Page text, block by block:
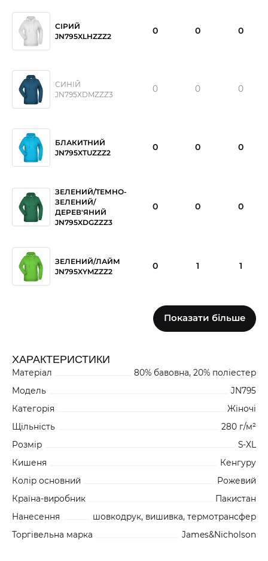
СІРИЙ
JN795XLHZZZ2
0 0 0
СИНІЙ
JN795XDMZZZ3
0 0 0
БЛАКИТНИЙ
JN795XTUZZZ2
0 0 0
ЗЕЛЕНИЙ/ТЕМНО-
ЗЕЛЕНИЙ/
ДЕРЕВ'ЯНИЙ
JN795XDGZZZ3
0 0 0
ЗЕЛЕНИЙ/ЛАЙМ
JN795XYMZZZ2
0 1 1
0 0 0
0
Показати більше
ХАРАКТЕРИСТИКИ
Матеріал
80% бавовна, 20% поліестер
Модель
JN795
Категорія
Жіночі
Щільність
280 г/м²
Розмір
S-XL
Кишеня
Кенгуру
Колір основний
Рожевий
Країна-виробник
Пакистан
Нанесення
шовкодрук, вишивка, термотрансфер
Торгівельна марка
James&Nicholson